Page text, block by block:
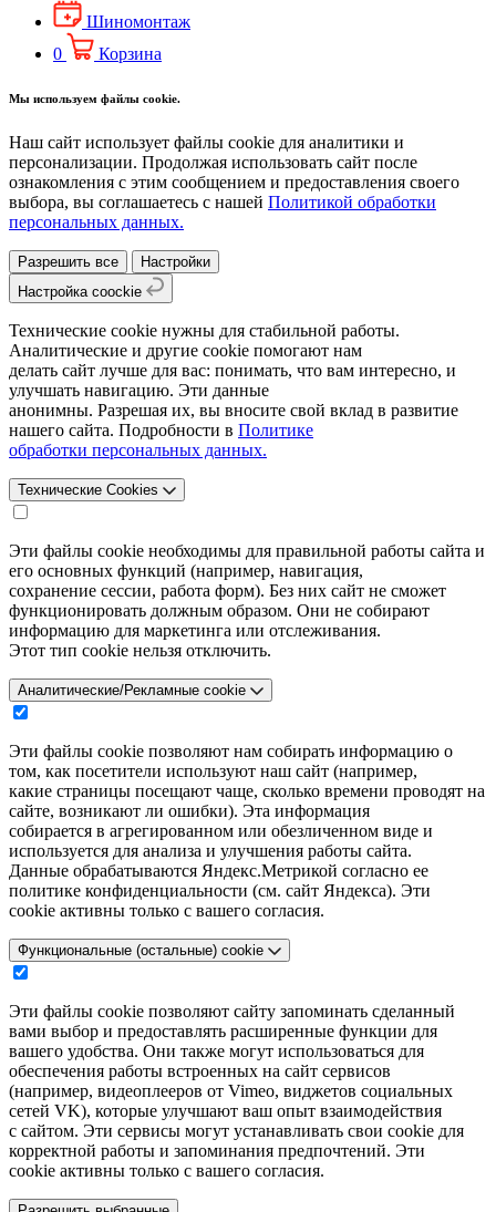
Шиномонтаж
0
Корзина
Мы используем файлы cookie.
Наш сайт использует файлы cookie для аналитики и
персонализации. Продолжая использовать сайт после
ознакомления с этим сообщением и предоставления своего
выбора, вы соглашаетесь с нашей Политикой обработки
персональных данных.
Разрешить все
Настройки
Настройка coockie
Технические cookie нужны для стабильной работы.
Аналитические и другие cookie помогают нам
делать сайт лучше для вас: понимать, что вам интересно, и
улучшать навигацию. Эти данные
анонимны. Разрешая их, вы вносите свой вклад в развитие
нашего сайта. Подробности в Политике
обработки персональных данных.
Технические Cookies
Эти файлы cookie необходимы для правильной работы сайта и
его основных функций (например, навигация,
сохранение сессии, работа форм). Без них сайт не сможет
функционировать должным образом. Они не собирают
информацию для маркетинга или отслеживания.
Этот тип cookie нельзя отключить.
Аналитические/Рекламные cookie
Эти файлы cookie позволяют нам собирать информацию о
том, как посетители используют наш сайт (например,
какие страницы посещают чаще, сколько времени проводят на
сайте, возникают ли ошибки). Эта информация
собирается в агрегированном или обезличенном виде и
используется для анализа и улучшения работы сайта.
Данные обрабатываются Яндекс.Метрикой согласно ее
политике конфиденциальности (см. сайт Яндекса). Эти
cookie активны только с вашего согласия.
Функциональные (остальные) cookie
Эти файлы cookie позволяют сайту запоминать сделанный
вами выбор и предоставлять расширенные функции для
вашего удобства. Они также могут использоваться для
обеспечения работы встроенных на сайт сервисов
(например, видеоплееров от Vimeo, виджетов социальных
сетей VK), которые улучшают ваш опыт взаимодействия
с сайтом. Эти сервисы могут устанавливать свои cookie для
корректной работы и запоминания предпочтений. Эти
cookie активны только с вашего согласия.